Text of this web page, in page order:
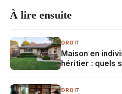
À lire ensuite
DROIT
Maison en
héritier : quels
DROIT